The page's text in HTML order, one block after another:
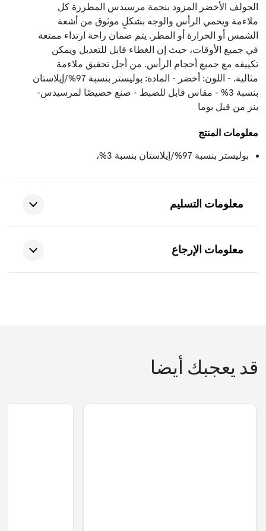
الجولف الأخضر المزود بنجمة مرسيدس المطرزة كل
ملاءمة ويحمي الرأس والوجه بشكلٍ موثوق من أشعة
الشمس أو الحرارة أو المطر. يتم ضمان راحة ارتداء ممتعة
في جميع الأوقات، حيث إن الغطاء قابل للتعديل ويمكن
تكييفه مع جميع أحجام الرأس. من أجل تحقيق ملاءمة
مثالية. - اللون: أخضر - المادة: بوليستر بنسبة 97%/إيلاستان
بنسبة 3% - مقاس قابل للضبط - صنع خصيصًا لمرسيدس-
بنز من قبل بوما
معلومات المنتج
بوليستر بنسبة 97%/إيلاستان بنسبة 3%،
معلومات التسليم
معلومات الإرجاع
قد يعجبك أيضا